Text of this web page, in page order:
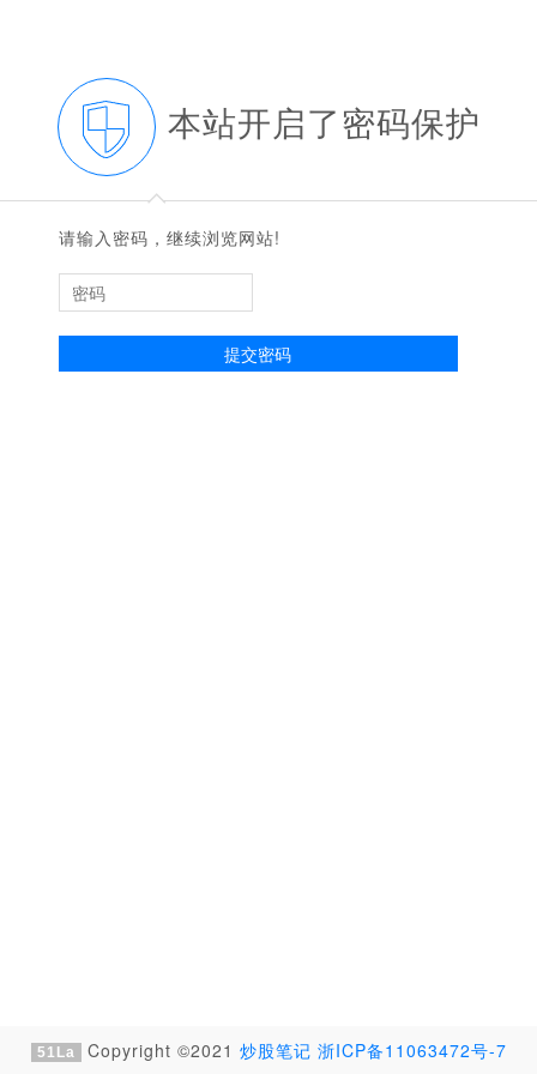
本站开启了密码保护
◆
◆
请输入密码，继续浏览网站!
提交密码
51La Copyright ©2021 炒股笔记 浙ICP备11063472号-7